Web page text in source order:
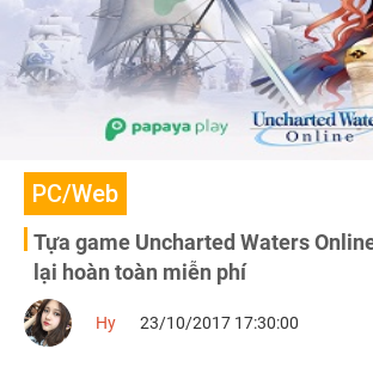
PC/Web
Tựa game Uncharted Waters
lại hoàn toàn miễn phí
Hy 23/10/2017 17:30:00